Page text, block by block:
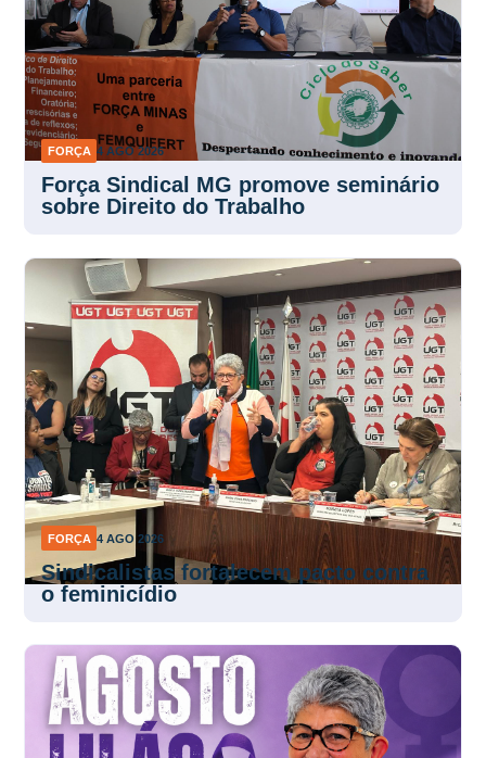
FORÇA 4 AGO 2026
Força Sindical MG promove seminário
sobre Direito do Trabalho
FORÇA 4 AGO 2026
Sindicalistas fortalecem pacto contra
o feminicídio